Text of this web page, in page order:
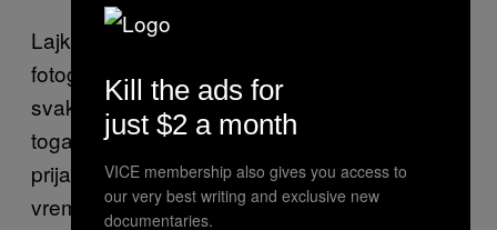
Lajkovaće svaki
fotografiju i svaki
check-in
svaku fotku iz izlaska. To je uglavnom zbog
toga što tetka ima negde oko pedeset
prijatelja i zid joj se osvežava u realnom
vremenu i prezentuje skoro svaki korak,
Kill the ads for
just $2 a month
VICE membership also gives you access to
our very best writing and exclusive new
documentaries.